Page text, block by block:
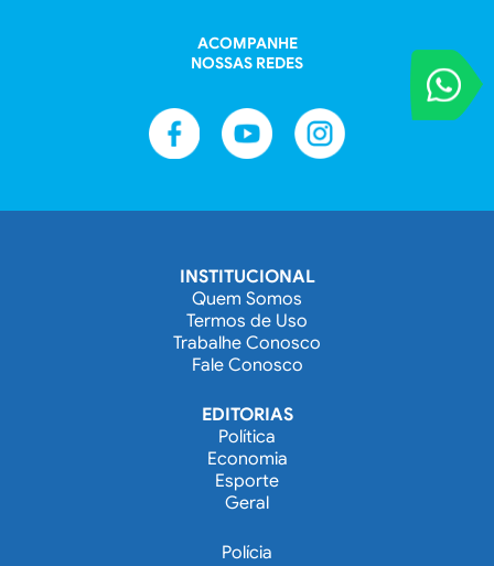
VOCÊ
Entre em
ACOMPANHE
NOSSAS REDES
INSTITUCIONAL
Quem Somos
Termos de Uso
Trabalhe Conosco
Fale Conosco
EDITORIAS
Política
Economia
Esporte
Geral
Polícia